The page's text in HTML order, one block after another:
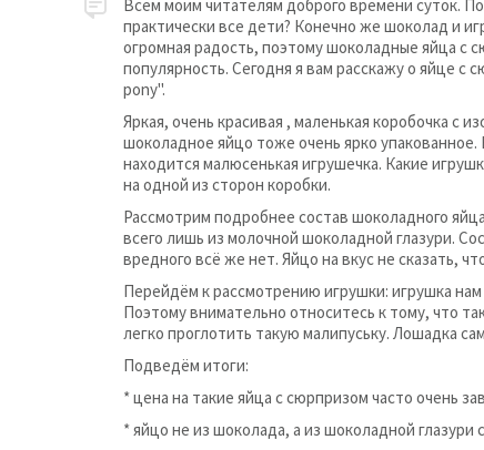
Всем моим читателям доброго времени суток.
практически все дети? Конечно же шоколад и
огромная радость, поэтому шоколадные яйца
популярность. Сегодня я вам расскажу о яйце
pony".
Яркая, очень красивая , маленькая коробочка с
шоколадное яйцо тоже очень ярко
находится малюсенькая игрушечка. Какие
на одной из сторон коробки.
Рассмотрим подробнее состав шоколадного
всего лишь из молочной шоколадной глазури.
вредного всё же нет. Яйцо на вкус не сказать,
Перейдём к рассмотрению игрушки: игрушка
Поэтому внимательно относитесь к тому, что
легко проглотить такую малипуську. Лошадка
Подведём итоги:
* цена на такие яйца с сюрпризом часто очень
* яйцо не из шоколада, а из шоколадной